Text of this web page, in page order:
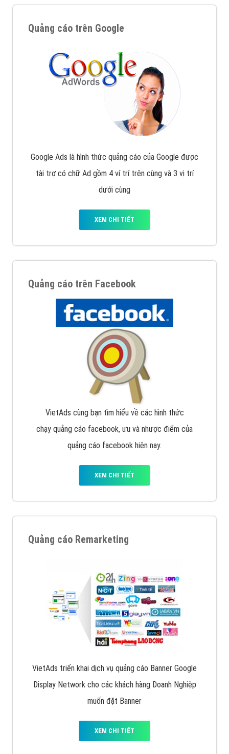
Quảng cáo trên Google
Google Ads là hình thức quảng cáo của Google được
tài trợ có chữ Ad gồm 4 ví trí trên cùng và 3 vị trí
dưới cùng
XEM CHI TIẾT
Quảng cáo trên Facebook
VietAds cùng bạn tìm hiểu về các hình thức
chạy quảng cáo facebook, ưu và nhược điểm của
quảng cáo facebook hiện nay.
XEM CHI TIẾT
Quảng cáo Remarketing
VietAds triển khai dịch vụ quảng cáo Banner Google
Display Network cho các khách hàng Doanh Nghiệp
muốn đặt Banner
XEM CHI TIẾT